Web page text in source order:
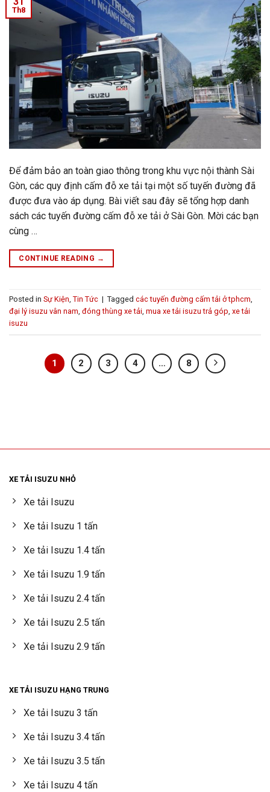
Th8
Để đảm bảo an toàn giao thông trong khu vực nội thành Sài
Gòn, các quy định cấm đỗ xe tải tại một số tuyến đường đã
được đưa vào áp dụng. Bài viết sau đây sẽ tổng hợp danh
sách các tuyến đường cấm đỗ xe tải ở Sài Gòn. Mời các bạn
cùng …
CONTINUE READING →
Posted in Sự Kiện Tin Tức | Tagged các tuyến đường cấm tải ở tphcm
đại lý isuzu vân nam đóng thùng xe tải mua xe tải isuzu trả góp xe tải
isuzu
1 2 3 4 … 8
XE TẢI ISUZU NHỎ
Xe tải Isuzu
Xe tải Isuzu 1 tấn
Xe tải Isuzu 1.4 tấn
Xe tải Isuzu 1.9 tấn
Xe tải Isuzu 2.4 tấn
Xe tải Isuzu 2.5 tấn
Xe tải Isuzu 2.9 tấn
XE TẢI ISUZU HẠNG TRUNG
Xe tải Isuzu 3 tấn
Xe tải Isuzu 3.4 tấn
Xe tải Isuzu 3.5 tấn
Xe tải Isuzu 4 tấn